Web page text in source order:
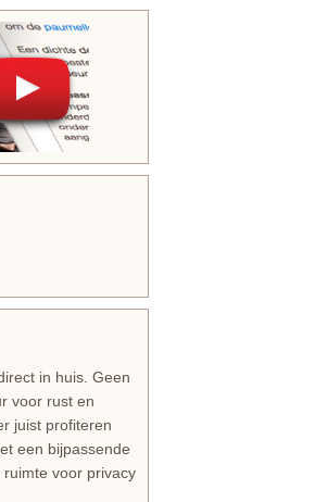
in huis. Geen
voor rust en
juist profiteren
een bijpassende
voor privacy